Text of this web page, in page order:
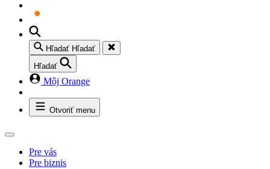
Hľadať Hľadať
Hľadať
Môj Orange
Otvoriť menu
Pre vás
Pre biznis